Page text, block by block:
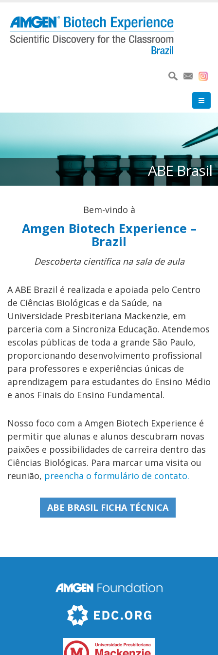
para
conteúdo
ABE Brasil
Bem-vindo à
Amgen Biotech Experience –
Brazil
Descoberta científica na sala de aula
A ABE Brazil é realizada e apoiada pelo Centro
de Ciências Biológicas e da Saúde, na
Universidade Presbiteriana Mackenzie, em
parceria com a Sincroniza Educação. Atendemos
escolas públicas de toda a grande São Paulo,
proporcionando desenvolvimento profissional
para professores e experiências únicas de
aprendizagem para estudantes do Ensino Médio
e anos Finais do Ensino Fundamental.
Nosso foco com a Amgen Biotech Experience é
permitir que alunas e alunos descubram novas
paixões e possibilidades de carreira dentro das
Ciências Biológicas. Para marcar uma visita ou
reunião, preencha o formulário de contato.